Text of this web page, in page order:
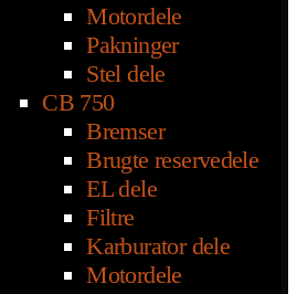
Motordele
Pakninger
Stel dele
CB 750
Bremser
Brugte reservedele
EL dele
Filtre
Karburator dele
Motordele